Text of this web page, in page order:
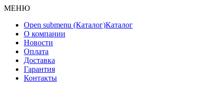
МЕНЮ
Open submenu (Каталог)Каталог
О компании
Новости
Оплата
Доставка
Гарантия
Контакты